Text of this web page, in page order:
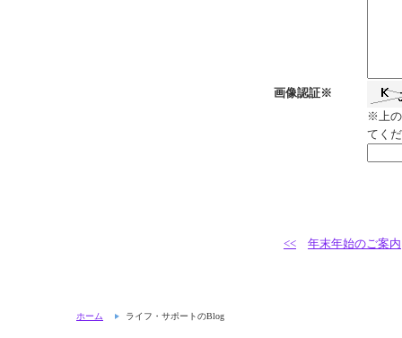
画像認証※
※上の
てく
<< 年末年始のご案内
ホーム ライフ・サポートのBlog